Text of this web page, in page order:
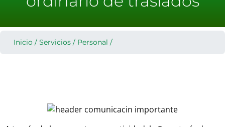
Inicio / Servicios / Personal /